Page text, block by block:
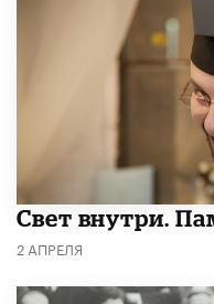
​Свет внутри.
2 АПРЕЛЯ